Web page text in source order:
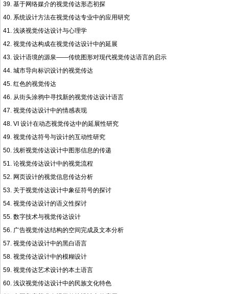
39. 基于网络媒介的视觉传达形态初探
40. 系统设计方法在视觉传达专业中的应用研究
41. 浅谈视觉传达设计与心理学
42. 视觉传达构成在视觉传达设计中的延展
43. 设计语境的源泉——传统图形对现代视觉传达语言的启示
44. 城市导向标识设计的视觉传达
45. 红色的视觉传达
46. 从街头涂鸦中寻找新的视觉传达设计语言
47. 视觉传达设计中的情感表现
48. VI 设计在动态视觉传达中的延展性研究
49. 视觉传达符号与设计的互动性研究
50. 浅析视觉传达设计中图形信息的传递
51. 论视觉传达设计中的视觉流程
52. 网页设计的视觉信息传达分析
53. 关于视觉传达设计中象征符号的探讨
54. 视觉传达设计的语义性探讨
55. 数字技术与视觉传达设计
56. 广告视觉传达结构的空间完成及文本分析
57. 视觉传达设计中的黑白语言
58. 视觉传达设计中的模糊设计
59. 视觉传达艺术设计的本土语言
60. 浅议视觉传达设计中的民族文化特色